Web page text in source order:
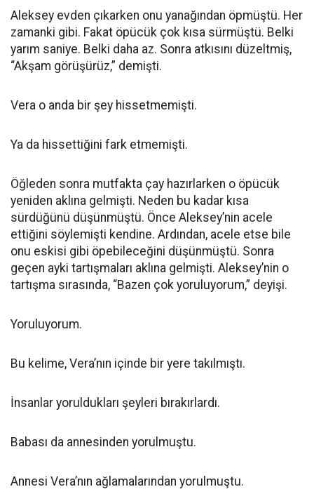
Aleksey evden çıkarken onu yanağından öpmüştü. Her
zamanki gibi. Fakat öpücük çok kısa sürmüştü. Belki
yarım saniye. Belki daha az. Sonra atkısını düzeltmiş,
“Akşam görüşürüz,” demişti.
Vera o anda bir şey hissetmemişti.
Ya da hissettiğini fark etmemişti.
Öğleden sonra mutfakta çay hazırlarken o öpücük
yeniden aklına gelmişti. Neden bu kadar kısa
sürdüğünü düşünmüştü. Önce Aleksey’nin acele
ettiğini söylemişti kendine. Ardından, acele etse bile
onu eskisi gibi öpebileceğini düşünmüştü. Sonra
geçen ayki tartışmaları aklına gelmişti. Aleksey’nin o
tartışma sırasında, “Bazen çok yoruluyorum,” deyişi.
Yoruluyorum.
Bu kelime, Vera’nın içinde bir yere takılmıştı.
İnsanlar yoruldukları şeyleri bırakırlardı.
Babası da annesinden yorulmuştu.
Annesi Vera’nın ağlamalarından yorulmuştu.